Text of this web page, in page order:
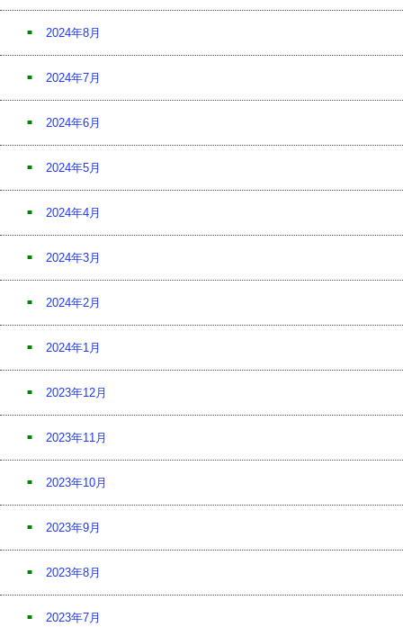
2024年8月
2024年7月
2024年6月
2024年5月
2024年4月
2024年3月
2024年2月
2024年1月
2023年12月
2023年11月
2023年10月
2023年9月
2023年8月
2023年7月